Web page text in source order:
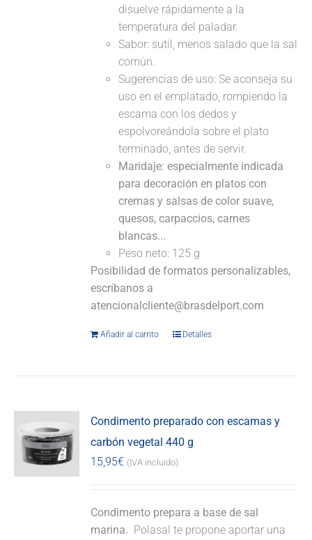
disuelve rápidamente a la
temperatura del paladar.
Sabor: sutil, menos salado que la sal
común.
Sugerencias de uso: Se aconseja su
uso en el emplatado, rompiendo la
escama con los dedos y
espolvoreándola sobre el plato
terminado, antes de servir.
Maridaje: especialmente indicada
para decoración en platos con
cremas y salsas de color suave,
quesos, carpaccios, carnes
blancas...
Peso neto: 125 g
Posibilidad de formatos personalizables,
escríbanos a
atencionalcliente@brasdelport.com
Añadir al carrito Detalles
Condimento preparado con escamas y
carbón vegetal 440 g
15,95€ (IVA incluido)
Condimento prepara a base de sal
marina. Polasal te propone aportar una